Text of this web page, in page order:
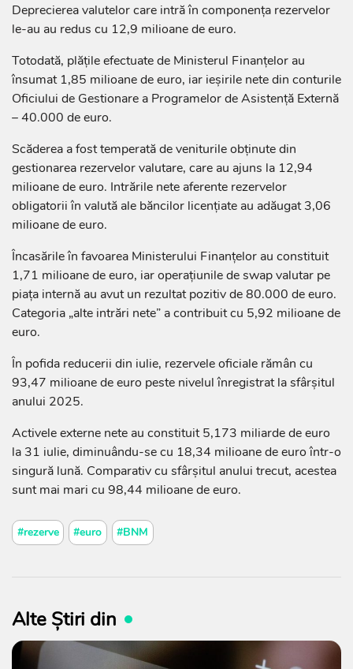
Deprecierea valutelor care intră în componența rezervelor
le-au au redus cu 12,9 milioane de euro.
Totodată, plățile efectuate de Ministerul Finanțelor au
însumat 1,85 milioane de euro, iar ieșirile nete din conturile
Oficiului de Gestionare a Programelor de Asistență Externă
– 40.000 de euro.
Scăderea a fost temperată de veniturile obținute din
gestionarea rezervelor valutare, care au ajuns la 12,94
milioane de euro. Intrările nete aferente rezervelor
obligatorii în valută ale băncilor licențiate au adăugat 3,06
milioane de euro.
Încasările în favoarea Ministerului Finanțelor au constituit
1,71 milioane de euro, iar operațiunile de swap valutar pe
piața internă au avut un rezultat pozitiv de 80.000 de euro.
Categoria „alte intrări nete” a contribuit cu 5,92 milioane de
euro.
În pofida reducerii din iulie, rezervele oficiale rămân cu
93,47 milioane de euro peste nivelul înregistrat la sfârșitul
anului 2025.
Activele externe nete au constituit 5,173 miliarde de euro
la 31 iulie, diminuându-se cu 18,34 milioane de euro într-o
singură lună. Comparativ cu sfârșitul anului trecut, acestea
sunt mai mari cu 98,44 milioane de euro.
#rezerve #euro #BNM
Alte Știri din